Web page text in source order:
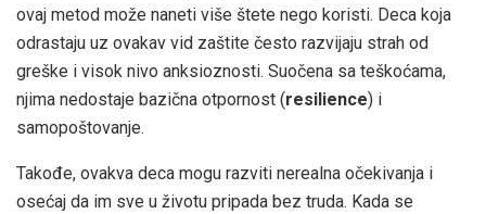
ovaj metod može naneti više štete nego koristi. Deca koja
odrastaju uz ovakav vid zaštite često razvijaju strah od
greške i visok nivo anksioznosti. Suočena sa teškoćama,
njima nedostaje bazična otpornost (resilience) i
samopoštovanje.
Takođe, ovakva deca mogu razviti nerealna očekivanja i
osećaj da im sve u životu pripada bez truda. Kada se